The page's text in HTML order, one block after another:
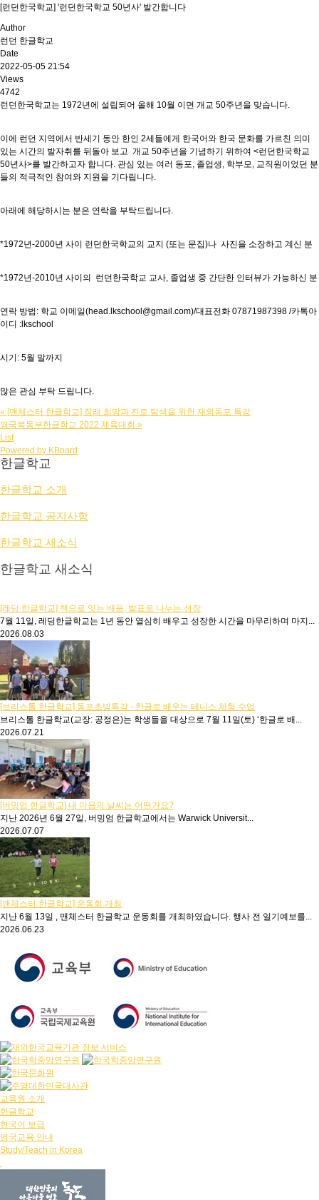
[런던한국학교] '런던한국학교 50년사' 발간합니다
Author
런던 한글학교
Date
2022-05-05 21:54
Views
4742
런던한국학교는 1972년에 설립되어 올해 10월 이면 개교 50주년을 맞습니다.
이에 런던 지역에서 반세기 동안 한인 2세들에게 한국어와 한국 문화를 가르친 의미
있는 시간의 발자취를 뒤돌아 보고 개교 50주년을 기념하기 위하여 <런던한국학교
50년사>를 발간하고자 합니다. 관심 있는 여러 동포, 졸업생, 학부모, 교직원이었던 분
들의 적극적인 참여와 지원을 기다립니다.
아래에 해당하시는 분은 연락을 부탁드립니다.
*1972년-2000년 사이 런던한국학교의 교지 (또는 문집)나 사진을 소장하고 계신 분
*1972년-2010년 사이의 런던한국학교 교사, 졸업생 중 간단한 인터뷰가 가능하신 분
연락 방법: 학교 이메일(head.lkschool@gmail.com)/대표전화 07871987398 /카톡아
이디 :lkschool
시기: 5월 말까지
많은 관심 부탁 드립니다.
« [맨체스터 한글학교] 장래 희망과 진로 탐색을 위한 재외동포 특강
영국북동부한글학교 2022 체육대회 »
List
Powered by KBoard
한글학교
한글학교 소개
한글학교 공지사항
한글학교 새소식
한글학교 새소식
[레딩 한글학교] 책으로 잇는 배움, 발표로 나누는 성장
7월 11일, 레딩한글학교는 1년 동안 열심히 배우고 성장한 시간을 마무리하며 마지...
2026.08.03
[브리스톨 한글학교] 동포초빙특강 - 한글로 배우는 테니스 체험 수업
브리스톨 한글학교(교장: 공정은)는 학생들을 대상으로 7월 11일(토) ‘한글로 배...
2026.07.21
[버밍엄 한글학교] 내 마음의 날씨는 어떤가요?
지난 2026년 6월 27일, 버밍엄 한글학교에서는 Warwick Universit...
2026.07.07
[맨체스터 한글학교] 운동회 개최
지난 6월 13일 , 맨체스터 한글학교 운동회를 개최하였습니다. 행사 전 일기예보를...
2026.06.23
교육원 소개
한글학교
한국어 보급
영국교육 안내
Study/Teach in Korea